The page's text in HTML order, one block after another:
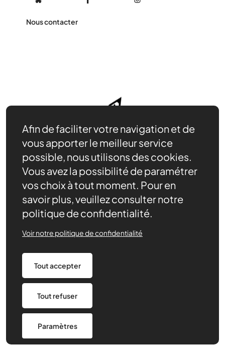
Nous contacter
Nos ressources
Actualités
Agenda
Nous trouver
Politique de confidentialité
Made by 148
Afin de faciliter votre navigation et de
vous apporter le meilleur service
possible, nous utilisons des cookies.
Vous avez la possibilité de paramétrer
vos choix à tout moment. Pour en
savoir plus, veuillez consulter notre
politique de confidentialité.
Tout accepter
Tout refuser
Paramètres
Voir notre politique de confidentialité